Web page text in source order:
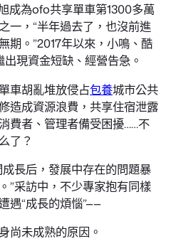
成為ofo共享單車第1300多萬
一，“半年過去了，也沒前進
期。”2017年以來，小鳴、酷
現資金短缺、經營告急。
車胡亂堆放侵占包養城市公共
造成資源浪費，共享住宿泄露
費者、管理者備受困擾……不
了？
長后，發展中存在的問題暴
”采訪中，不少專家抱有同樣
遇“成長的煩惱”——
尚未成熟的原因。